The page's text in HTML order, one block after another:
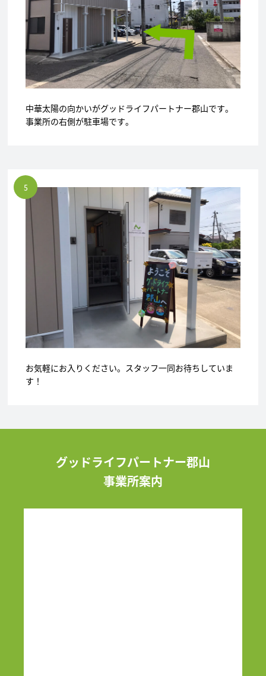
中華太陽の向かいがグッドライフパートナー郡山です。
事業所の右側が駐車場です。
お気軽にお入りください。スタッフ一同お待ちしていま
す！
グッドライフパートナー郡山
事業所案内